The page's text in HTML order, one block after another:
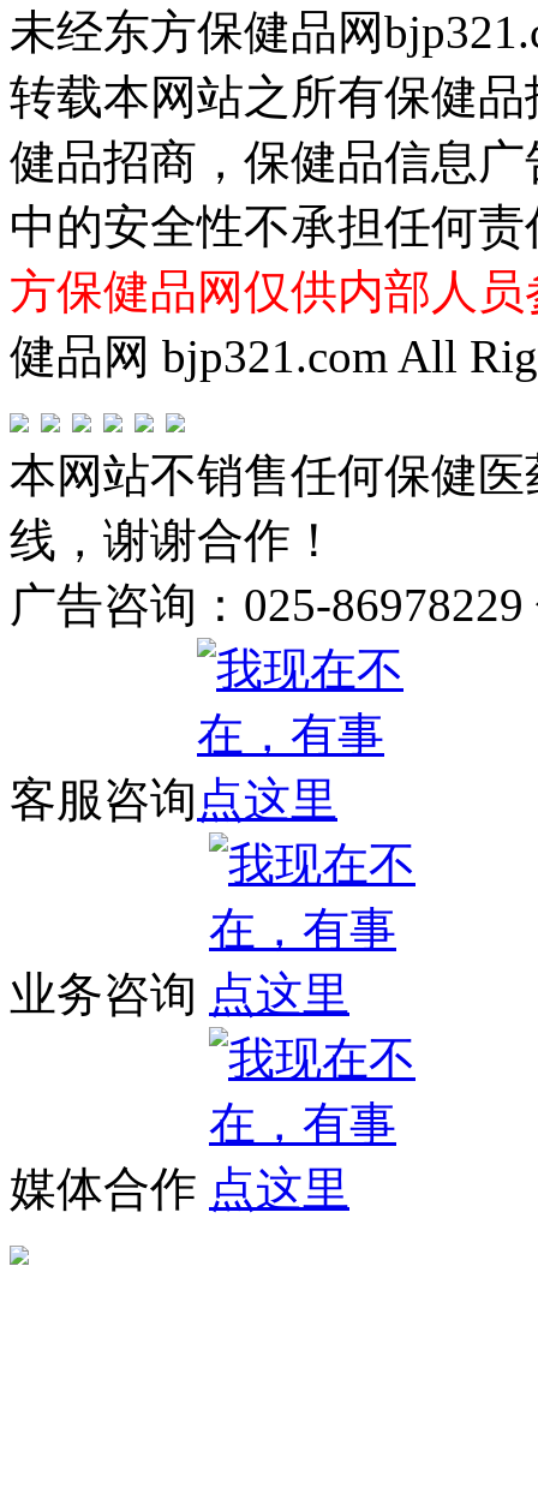
未经东方保健品网
转载本网站之所有保健
健品招商，保健品信息
中的安全性不承担任何责
方保健品网仅供内部人
健品网 bjp321.com All
本网站不销售任何保健
线，谢谢合作！
广告咨询：025-86978229
客服咨询
业务咨询
媒体合作